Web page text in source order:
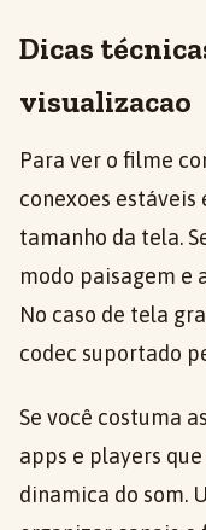
Dicas
visualizacao
Para ver o filme
conexoes estáveis
tamanho da tela.
modo paisagem e
No caso de tela
codec suportado
Se você costuma
apps e players
dinamica do som.